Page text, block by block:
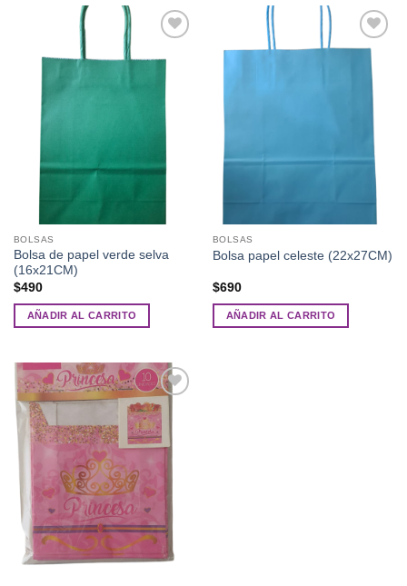
a la
BOLSAS
Bolsa de papel verde selva
(16x21CM)
$490
AÑADIR AL CARRITO
Añadir
a la
lista de
deseos
BOLSAS
Bolsa papel celeste (22x27CM)
$690
AÑADIR AL CARRITO
Añadir
a la
lista de
deseos